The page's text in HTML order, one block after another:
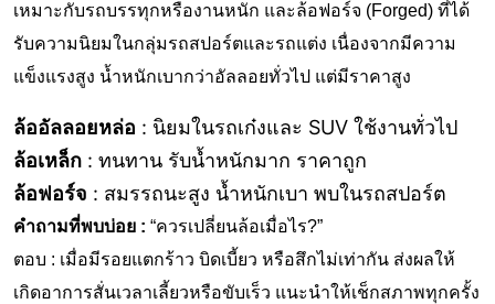
เหมาะกับรถบรรทุกหรืองานหนัก และล้อฟอร์จ (Forged) ที่ได้
รับความนิยมในกลุ่มรถสปอร์ตและรถแต่ง เนื่องจากมีความ
แข็งแรงสูง น้ำหนักเบากว่าอัลลอยทั่วไป แต่มีราคาสูง
ล้ออัลลอยหล่อ : นิยมในรถเก๋งและ SUV ใช้งานทั่วไป
ล้อเหล็ก : ทนทาน รับน้ำหนักมาก ราคาถูก
ล้อฟอร์จ : สมรรถนะสูง น้ำหนักเบา พบในรถสปอร์ต
คำถามที่พบบ่อย : “ควรเปลี่ยนล้อเมื่อไร?”
ตอบ : เมื่อมีรอยแตกร้าว บิดเบี้ยว หรือสึกไม่เท่ากัน ส่งผลให้
เกิดอาการสั่นเวลาเลี้ยวหรือขับเร็ว แนะนำให้เช็กสภาพทุกครั้ง